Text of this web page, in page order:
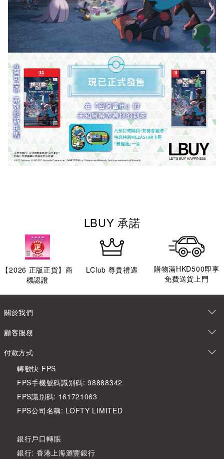
LBUY 承諾
【2026 正版正貨】商
標認證
LClub 尊貴禮遇
購物滿HKD500即享
免費送貨上門
關於我們
顧客服務
付款方式
轉數快 FPS
FPS手機號碼識別碼: 98888342
FPS識別碼: 161721063
FPS公司名稱: LOFTY LIMITED
銀行戶口轉賬
銀行: 香港上海滙豐銀行